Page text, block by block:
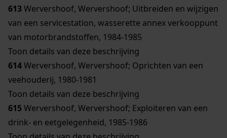
613Wervershoof, Wervershoof; Uitbreiden en wijzigen
van een servicestation, wasserette annex verkooppunt
van motorbrandstoffen, 1984-1985
Toon details van deze beschrijving
614Wervershoof, Wervershoof; Oprichten van een
veehouderij, 1980-1981
Toon details van deze beschrijving
615Wervershoof, Wervershoof; Exploiteren van een
drink- en eetgelegenheid, 1985-1986